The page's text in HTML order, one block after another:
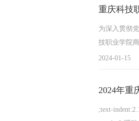
重庆科技
为深入贯彻
技职业学院
技职业学院
学生会干事
2024-01-15
2024年重
;text-